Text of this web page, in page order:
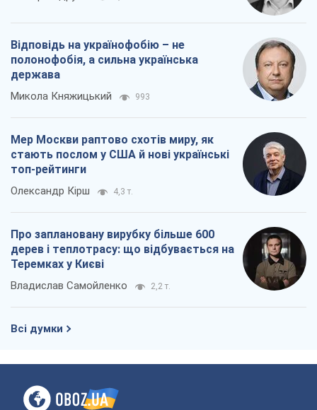
Відповідь на українофобію – не
полонофобія, а сильна українська
держава
Микола Княжицький 993
Мер Москви раптово схотів миру, як
стають послом у США й нові українські
топ-рейтинги
Олександр Кірш 4,3 т.
Про заплановану вирубку більше 600
дерев і теплотрасу: що відбувається на
Теремках у Києві
Владислав Самойленко 2,2 т.
Всі думки